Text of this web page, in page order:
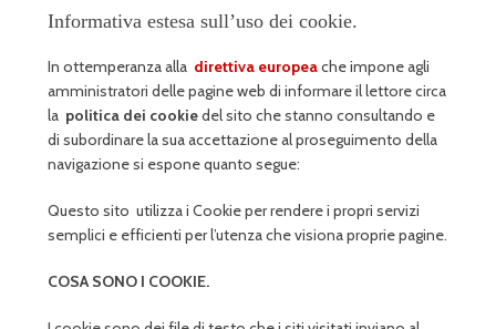
Informativa estesa sull’uso dei cookie.
In ottemperanza alla direttiva europeache impone agli
amministratori delle pagine web di informare il lettore circa
la politica dei cookiedel sito che stanno consultando e
di subordinare la sua accettazione al proseguimento della
navigazione si espone quanto segue:
Questo sito utilizza i Cookie per rendere i propri servizi
semplici e efficienti per l’utenza che visiona proprie pagine.
COSA SONO I COOKIE.